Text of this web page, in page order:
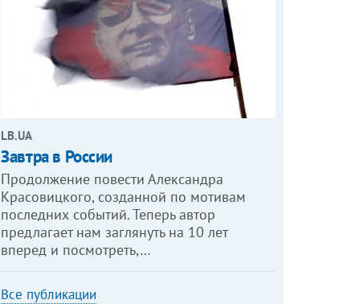
LB.UA
Завтра в России
Продолжение повести Александра
Красовицкого, созданной по мотивам
последних событий. Теперь автор
предлагает нам заглянуть на 10 лет
вперед и посмотреть,…
Все публикации